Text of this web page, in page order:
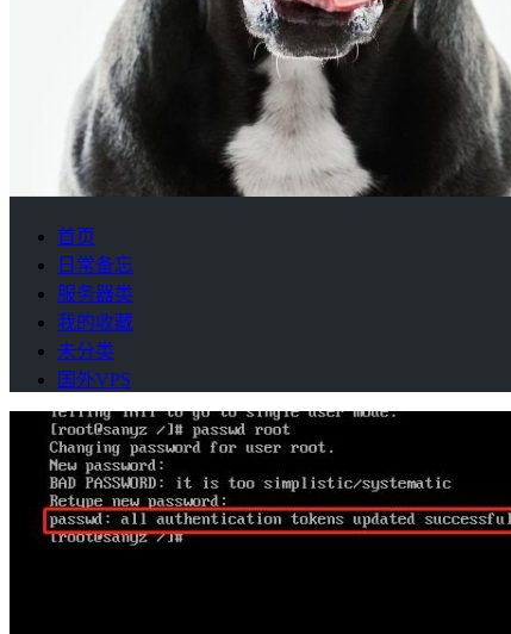
首页
日常备忘
服务器类
我的收藏
未分类
国外VPS